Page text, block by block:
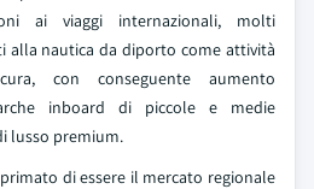
ai viaggi internazionali, molti
alla nautica da diporto come attività
con conseguente aumento
inboard di piccole e medie
lusso premium.
di essere il mercato regionale